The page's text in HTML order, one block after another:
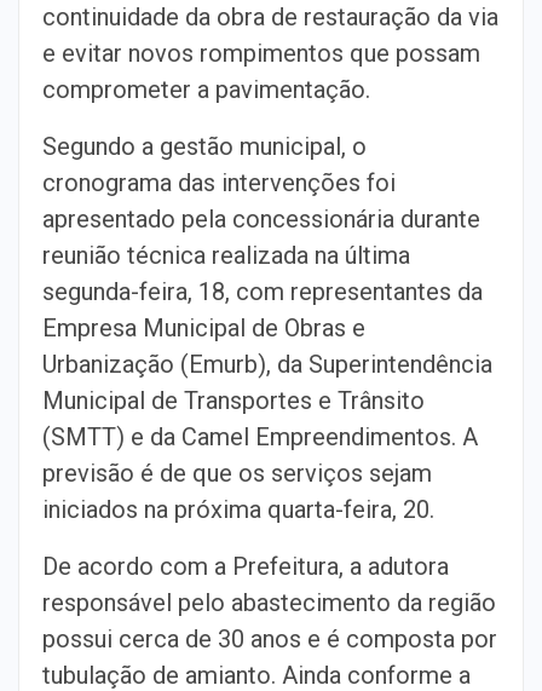
continuidade da obra de restauração da via
e evitar novos rompimentos que possam
comprometer a pavimentação.
Segundo a gestão municipal, o
cronograma das intervenções foi
apresentado pela concessionária durante
reunião técnica realizada na última
segunda-feira, 18, com representantes da
Empresa Municipal de Obras e
Urbanização (Emurb), da Superintendência
Municipal de Transportes e Trânsito
(SMTT) e da Camel Empreendimentos. A
previsão é de que os serviços sejam
iniciados na próxima quarta-feira, 20.
De acordo com a Prefeitura, a adutora
responsável pelo abastecimento da região
possui cerca de 30 anos e é composta por
tubulação de amianto. Ainda conforme a